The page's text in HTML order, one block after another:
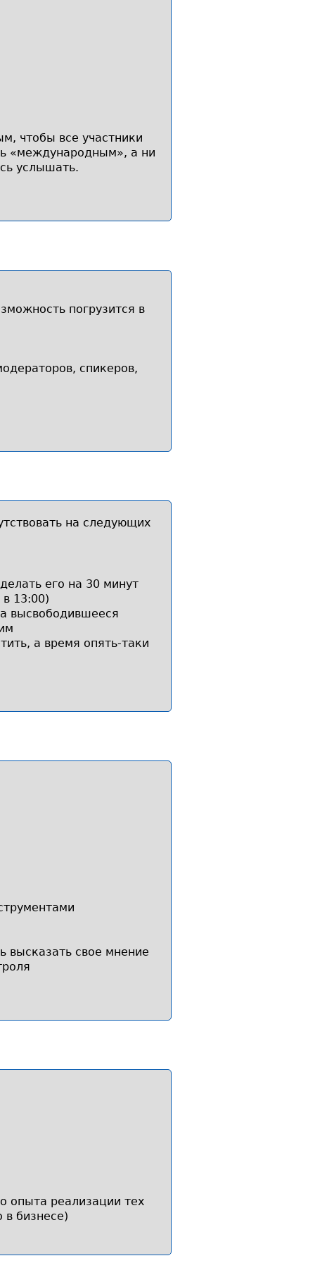
чтобы все участники
«международным», а ни
услышать.
погрузится в
спикеров,
на следующих
его на 30 минут
13:00)
высвободившееся
а время опять-таки
высказать свое мнение
опыта реализации тех
в бизнесе)